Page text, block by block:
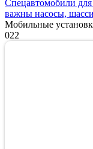
Спецавтомобили
важны насосы,
Мобильные
022